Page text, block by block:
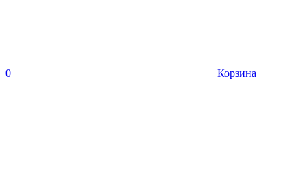
0 Корзина